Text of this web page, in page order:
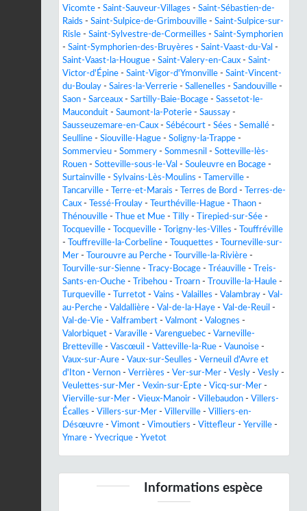
Vicomte - Saint-Sauveur-Villages - Saint-Sébastien-de-
Raids - Saint-Sulpice-de-Grimbouville - Saint-Sulpice-sur-
Risle - Saint-Sylvestre-de-Cormeilles - Saint-Symphorien
- Saint-Symphorien-des-Bruyères - Saint-Vaast-du-Val -
Saint-Vaast-la-Hougue - Saint-Valery-en-Caux - Saint-
Victor-d'Épine - Saint-Vigor-d'Ymonville - Saint-Vincent-
du-Boulay - Saires-la-Verrerie - Sallenelles - Sandouville -
Saon - Sarceaux - Sartilly-Baie-Bocage - Sassetot-le-
Mauconduit - Saumont-la-Poterie - Saussay -
Sausseuzemare-en-Caux - Sébécourt - Sées - Semallé -
Seulline - Siouville-Hague - Soligny-la-Trappe -
Sommervieu - Sommery - Sommesnil - Sotteville-lès-
Rouen - Sotteville-sous-le-Val - Souleuvre en Bocage -
Surtainville - Sylvains-Lès-Moulins - Tamerville -
Tancarville - Terre-et-Marais - Terres de Bord -
Terres-de-
Caux - Tessé-Froulay - Teurthéville-Hague - Thaon -
Thénouville - Thue et Mue - Tilly - Tirepied-sur-Sée -
Tocqueville - Tocqueville - Torigny-les-Villes -
Touffréville
-
Touffreville-la-Corbeline - Touquettes -
Tourneville-sur-
Mer - Tourouvre au Perche - Tourville-la-Rivière -
Tourville-sur-Sienne - Tracy-Bocage - Tréauville -
Treis-
Sants-en-Ouche - Tribehou - Troarn - Trouville-la-Haule -
Turqueville - Turretot - Vains - Valailles - Valambray - Val-
au-Perche - Valdallière - Val-de-la-Haye - Val-de-Reuil -
Val-de-Vie - Valframbert - Valmont - Valognes -
Valorbiquet - Varaville - Varenguebec - Varneville-
Bretteville - Vascœuil - Vatteville-la-Rue - Vaunoise -
Vaux-sur-Aure - Vaux-sur-Seulles - Verneuil d'Avre et
d'Iton - Vernon - Verrières - Ver-sur-Mer - Vesly - Vesly -
Veulettes-sur-Mer - Vexin-sur-Epte - Vicq-sur-Mer -
Vierville-sur-Mer - Vieux-Manoir - Villebaudon - Villers-
Écalles - Villers-sur-Mer - Villerville - Villiers-en-
Désœuvre - Vimont - Vimoutiers - Vittefleur - Yerville -
Ymare - Yvecrique - Yvetot
Informations espèce